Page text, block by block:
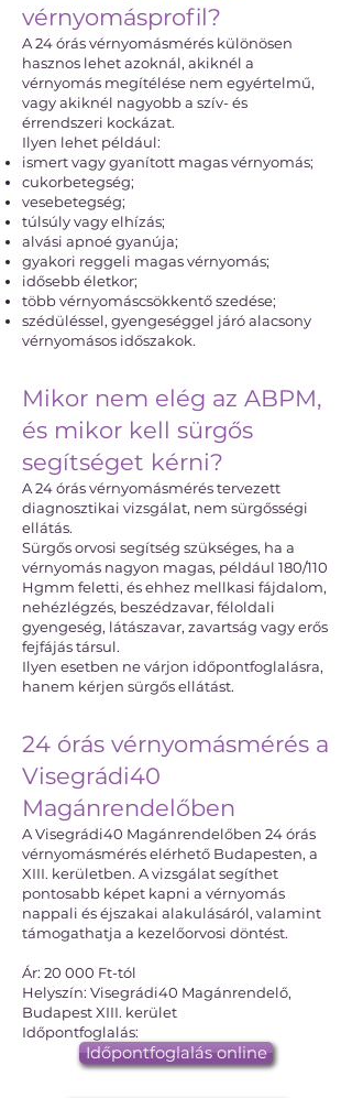
vérnyomásprofil?
A 24 órás vérnyomásmérés különösen
hasznos lehet azoknál, akiknél a
vérnyomás megítélése nem egyértelmű,
vagy akiknél nagyobb a szív- és
érrendszeri kockázat.
Ilyen lehet például:
ismert vagy gyanított magas vérnyomás;
cukorbetegség;
vesebetegség;
túlsúly vagy elhízás;
alvási apnoé gyanúja;
gyakori reggeli magas vérnyomás;
idősebb életkor;
több vérnyomáscsökkentő szedése;
szédüléssel, gyengeséggel járó alacsony
vérnyomásos időszakok.
Mikor nem elég az ABPM,
és mikor kell sürgős
segítséget kérni?
A 24 órás vérnyomásmérés tervezett
diagnosztikai vizsgálat, nem sürgősségi
ellátás.
Sürgős orvosi segítség szükséges, ha a
vérnyomás nagyon magas, például 180/110
Hgmm feletti, és ehhez mellkasi fájdalom,
nehézlégzés, beszédzavar, féloldali
gyengeség, látászavar, zavartság vagy erős
fejfájás társul.
Ilyen esetben ne várjon időpontfoglalásra,
hanem kérjen sürgős ellátást.
24 órás vérnyomásmérés a
Visegrádi40
Magánrendelőben
A Visegrádi40 Magánrendelőben 24 órás
vérnyomásmérés elérhető Budapesten, a
XIII. kerületben. A vizsgálat segíthet
pontosabb képet kapni a vérnyomás
nappali és éjszakai alakulásáról, valamint
támogathatja a kezelőorvosi döntést.
Ár: 20 000 Ft-tól
Helyszín: Visegrádi40 Magánrendelő,
Budapest XIII. kerület
Időpontfoglalás:
Időpontfoglalás online